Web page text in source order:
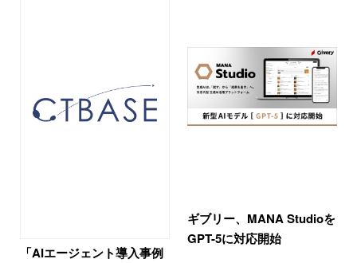
「AIエージェント導入事例
ギブリー、MANA Studioを
GPT-5に対応開始